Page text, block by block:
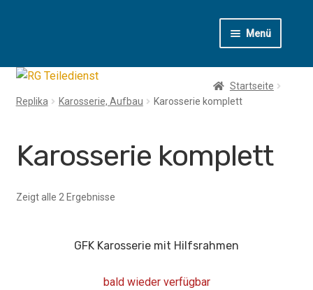
Menü
T1
T2
Startseite
Replika
Karosserie, Aufbau Karosserie komplett
Karosserie komplett
Zeigt alle 2 Ergebnisse
GFK Karosserie mit Hilfsrahmen
bald wieder verfügbar